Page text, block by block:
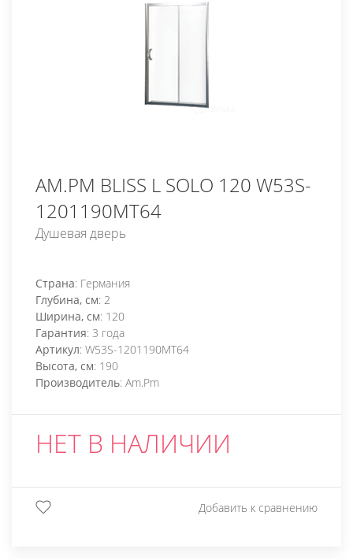
AM.PM BLISS L SOLO 120 W53S-
1201190MT64
Душевая дверь
Страна: Германия
Глубина, см: 2
Ширина, см: 120
Гарантия: 3 года
Артикул: W53S-1201190MT64
Высота, см: 190
Производитель: Am.Pm
НЕТ В НАЛИЧИИ
Добавить к сравнению